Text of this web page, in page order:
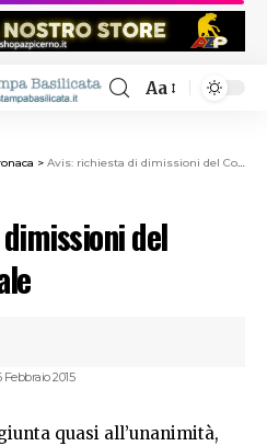
Aa
> Avis: richiesta di dimissioni del Consiglio Regionale
del
Febbraio 2015
quasi all’unanimità,